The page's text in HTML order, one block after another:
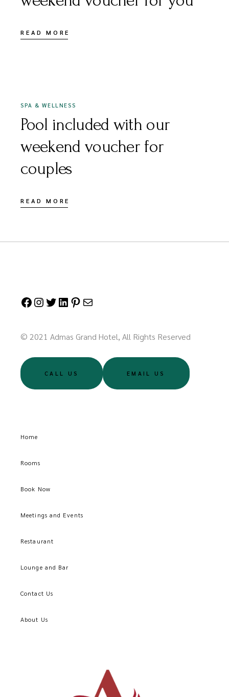
READ MORE
SPA & WELLNESS
Pool included with our
weekend voucher for
couples
READ MORE
© 2021 Admas Grand Hotel, All Rights Reserved
CALL US EMAIL US
Home
Rooms
Book Now
Meetings and Events
Restaurant
Lounge and Bar
Contact Us
About Us